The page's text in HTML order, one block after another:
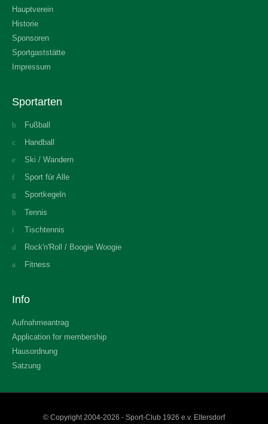
Hauptverein
Historie
Sponsoren
Sportgaststätte
Impressum
Sportarten
Fußball
Handball
Ski / Wandern
Sport für Alle
Sportkegeln
Tennis
Tischtennis
Rock'n'Roll / Boogie Woogie
Fitness
Info
Aufnahmeantrag
Application for membership
Hausordnung
Satzung
© Copyright 2004-2026 - Sport-Club 1926 e.v. Eltersdorf